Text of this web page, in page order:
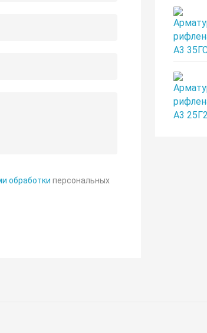
обработки персональных